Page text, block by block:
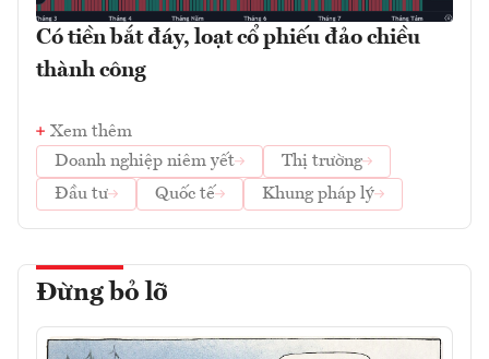
Có tiền bắt đáy, loạt cổ phiếu đảo chiều
thành công
Xem thêm
Doanh nghiệp niêm yết
Thị trường
Đầu tư
Quốc tế Khung pháp lý
Đừng bỏ lỡ